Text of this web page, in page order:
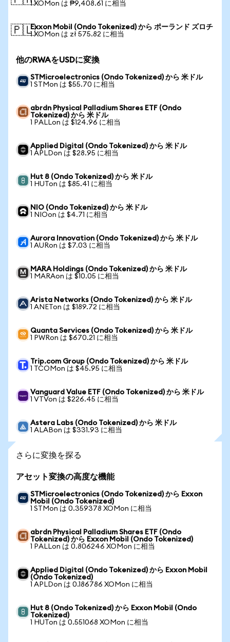
1 XOMon は ₱9,408.61 に相当
🇵🇱Exxon Mobil (Ondo Tokenized) から ポーランド ズロチ
1 XOMon は zł 575.82 に相当
他のRWAをUSDに変換
STMicroelectronics (Ondo Tokenized) から 米ドル
1 STMon は $55.70 に相当
abrdn Physical Palladium Shares ETF (Ondo
Tokenized) から 米ドル
1 PALLon は $124.96 に相当
Applied Digital (Ondo Tokenized) から 米ドル
1 APLDon は $28.95 に相当
Hut 8 (Ondo Tokenized) から 米ドル
1 HUTon は $85.41 に相当
NIO (Ondo Tokenized) から 米ドル
1 NIOon は $4.71 に相当
Aurora Innovation (Ondo Tokenized) から 米ドル
1 AURon は $7.03 に相当
MARA Holdings (Ondo Tokenized) から 米ドル
1 MARAon は $10.05 に相当
Arista Networks (Ondo Tokenized) から 米ドル
1 ANETon は $189.72 に相当
Quanta Services (Ondo Tokenized) から 米ドル
1 PWRon は $670.21 に相当
Trip.com Group (Ondo Tokenized) から 米ドル
1 TCOMon は $45.95 に相当
Vanguard Value ETF (Ondo Tokenized) から 米ドル
1 VTVon は $226.45 に相当
Astera Labs (Ondo Tokenized) から 米ドル
1 ALABon は $331.93 に相当
さらに変換を探る
アセット変換の高度な機能
STMicroelectronics (Ondo Tokenized) から Exxon
Mobil (Ondo Tokenized)
1 STMon は 0.359378 XOMon に相当
abrdn Physical Palladium Shares ETF (Ondo
Tokenized) から Exxon Mobil (Ondo Tokenized)
1 PALLon は 0.806246 XOMon に相当
Applied Digital (Ondo Tokenized) から Exxon Mobil
(Ondo Tokenized)
1 APLDon は 0.186786 XOMon に相当
Hut 8 (Ondo Tokenized) から Exxon Mobil (Ondo
Tokenized)
1 HUTon は 0.551068 XOMon に相当